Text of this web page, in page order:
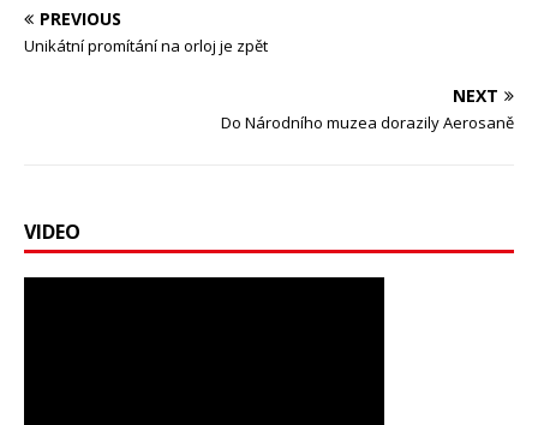
PREVIOUS
Unikátní promítání na orloj je zpět
NEXT
Do Národního muzea dorazily Aerosaně
VIDEO